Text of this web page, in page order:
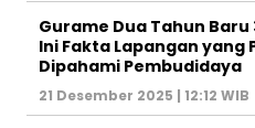
Gurame Dua Tahun Baru
Ini Fakta Lapangan yang
Dipahami Pembudidaya
21 Desember 2025 | 12:12 WIB